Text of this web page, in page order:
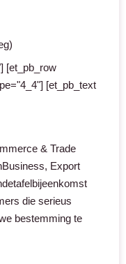
[et_pb_row
[et_pb_text
& Trade
Export
die serieus
bestemming te